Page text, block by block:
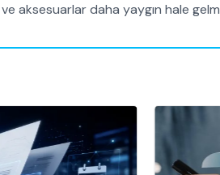
aksesuarlar daha yaygın hale